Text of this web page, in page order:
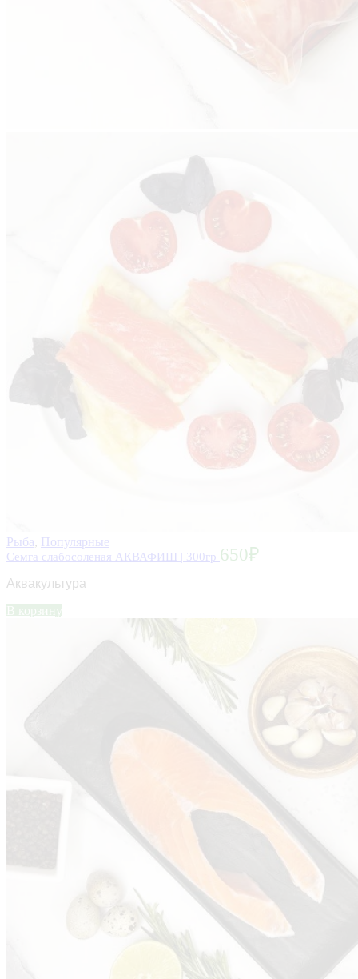
Рыба, Популярные
Семга слабосоленая АКВАФИШ | 300гр 650₽
Аквакультура
В корзину